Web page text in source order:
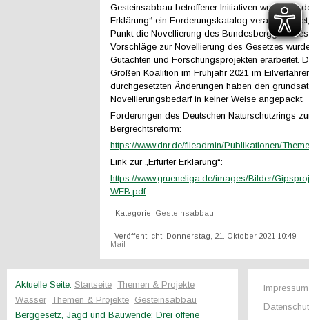
Gesteinsabbau betroffener Initiativen wurde mit
Erklärung“ ein Forderungskatalog
Punkt die Novellierung des Bundesberggesetzes
Vorschläge zur Novellierung des Gesetzes
Gutachten und Forschungsprojekten erarbeitet.
Großen Koalition im Frühjahr 2021 im
durchgesetzten Änderungen haben den
Novellierungsbedarf in keiner Weise angepackt.
Forderungen des Deutschen Naturschutzrings
Bergrechtsreform:
https://www.dnr.de/fileadmin/Publikationen/
Link zur „Erfurter Erklärung“:
https://www.grueneliga.de/images/Bilder/
WEB.pdf
Kategorie: Gesteinsabbau
Veröffentlicht: Donnerstag, 21. Oktober 2021 10:49 |
Mail
Aktuelle Seite: Startseite Themen & Projekte
Wasser Themen & Projekte Gesteinsabbau
Berggesetz, Jagd und Bauwende: Drei offene
Impressum